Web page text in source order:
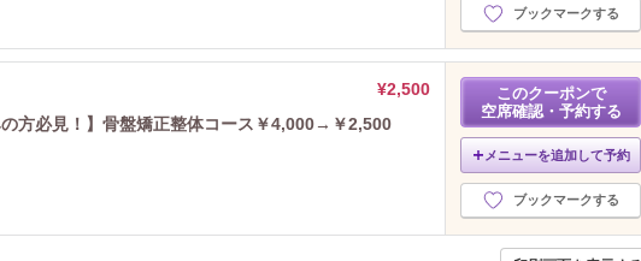
ブックマークする
¥2,500
の方必見！】骨盤矯正整体コース￥4,000→￥2,500
このクーポンで
空席確認・予約する
メニューを追加して予約
ブックマークする